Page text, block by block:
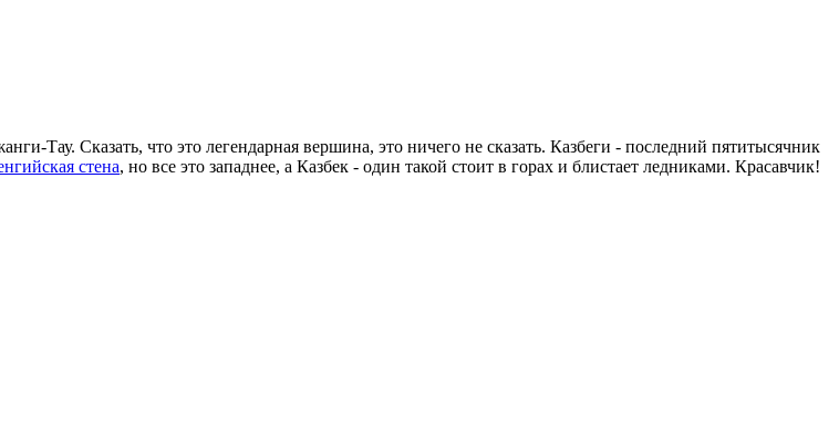
Тау. Сказать, что это легендарная вершина, это ничего не сказать. Казбеги - последний пятитысячник
стена, но все это западнее, а Казбек - один такой стоит в горах и блистает ледниками. Красавчик!